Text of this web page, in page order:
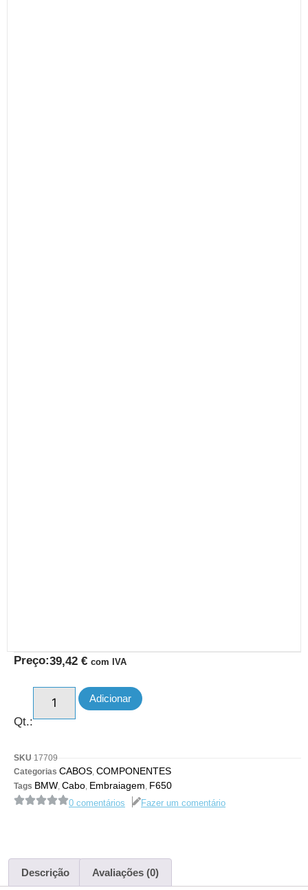
Preço:39,42 € com IVA
Qt.:
Adicionar
SKU 17709
Categorias CABOS, COMPONENTES
Tags BMW, Cabo, Embraiagem, F650
0 comentários Fazer um comentário
Descrição Avaliações (0)